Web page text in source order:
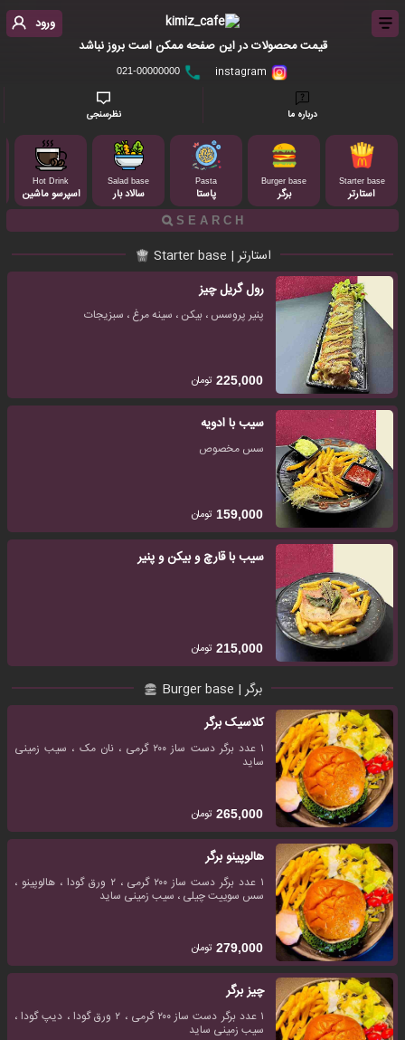
ورود
قیمت محصولات در این صفحه ممکن است بروز نباشد
021-00000000
درباره ما نظرسنجی
Starter base
استارتر
Burger base
برگر
Pasta
پاستا
Salad base
سالاد بار
Hot Drink
اسپرسو ماشین
استارتر | Starter base
رول گریل چیز
پنیر پروسس ، بیکن ، سینه مرغ ، سبزیجات
225,000 تومان
سیب با ادویه
سس مخصوص
159,000 تومان
سیب با قارچ و بیکن و پنیر
215,000 تومان
برگر | Burger base
کلاسیک برگر
۱ عدد برگر دست ساز ۲۰۰ گرمی ، نان مک ، سیب زمینی
ساید
265,000 تومان
هالوپینو برگر
۱ عدد برگر دست ساز ۲۰۰ گرمی ، ۲ ورق گودا ، هالوپینو ،
سس سوییت چیلی ، سیب زمینی ساید
279,000 تومان
چیز برگر
۱ عدد برگر دست ساز ۲۰۰ گرمی ، ۲ ورق گودا ، دیپ گودا ،
سیب زمینی ساید